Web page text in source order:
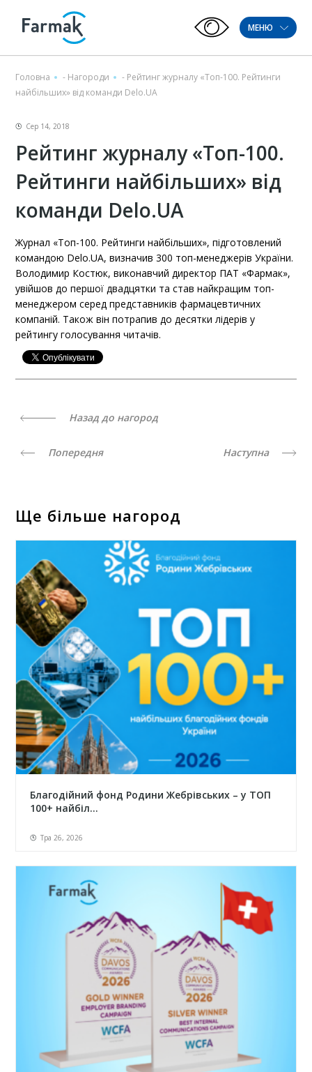
МЕНЮ
Головна - Нагороди - Рейтинг журналу «Топ-100. Рейтинги
найбільших» від команди Delo.UA
Сер 14, 2018
Рейтинг журналу «Топ-100.
Рейтинги найбільших» від
команди Delo.UA
Журнал «Топ-100. Рейтинги найбільших», підготовлений
командою Delo.UA, визначив 300 топ-менеджерів України.
Володимир Костюк, виконавчий директор ПАТ «Фармак»,
увійшов до першої двадцятки та став найкращим топ-
менеджером серед представників фармацевтичних
компаній. Також він потрапив до десятки лідерів у
рейтингу голосування читачів.
Назад до нагород
Попередня Наступна
Ще більше нагород
Благодійний фонд Родини Жебрівських – у ТОП
100+ найбіл...
Тра 26, 2026